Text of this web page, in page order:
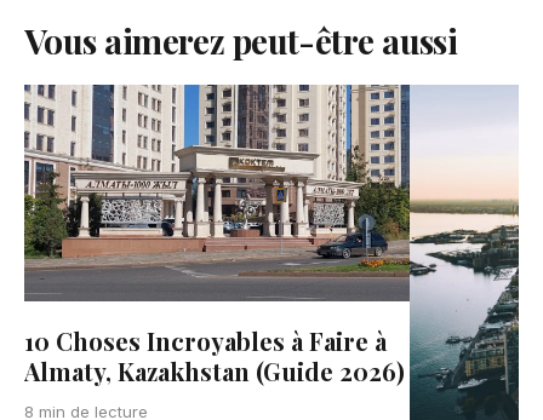
Vous aimerez peut-être aussi
10 Choses Incroyables à Faire à
Almaty, Kazakhstan (Guide 2026)
8 min de lecture